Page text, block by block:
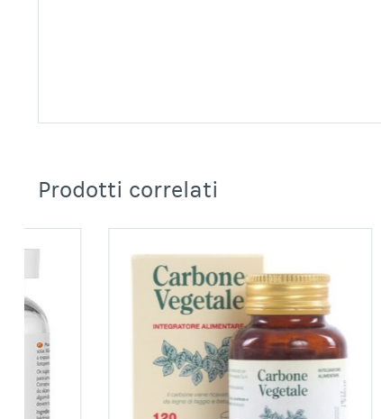
Prodotti correlati